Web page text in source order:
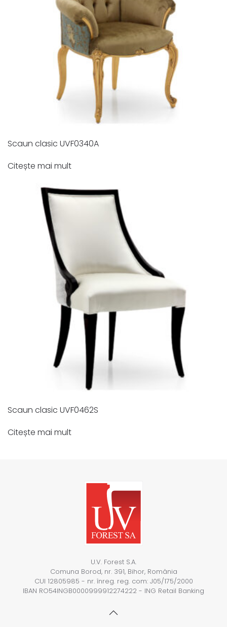
Scaun clasic UVF0340A
Citește mai mult
Scaun clasic UVF0462S
Citește mai mult
U.V. Forest S.A.
Comuna Borod, nr. 391, Bihor, România
CUI 12805985 - nr. înreg. reg. com: J05/175/2000
IBAN RO54INGB0000999912274222 - ING Retail Banking